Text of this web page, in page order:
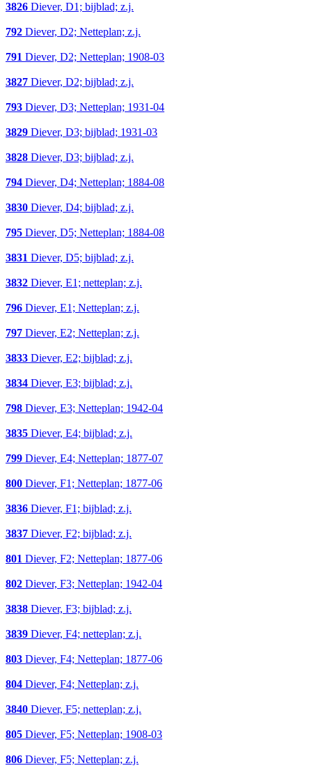
3826 Diever, D1; bijblad; z.j.
792 Diever, D2; Netteplan; z.j.
791 Diever, D2; Netteplan; 1908-03
3827 Diever, D2; bijblad; z.j.
793 Diever, D3; Netteplan; 1931-04
3829 Diever, D3; bijblad; 1931-03
3828 Diever, D3; bijblad; z.j.
794 Diever, D4; Netteplan; 1884-08
3830 Diever, D4; bijblad; z.j.
795 Diever, D5; Netteplan; 1884-08
3831 Diever, D5; bijblad; z.j.
3832 Diever, E1; netteplan; z.j.
796 Diever, E1; Netteplan; z.j.
797 Diever, E2; Netteplan; z.j.
3833 Diever, E2; bijblad; z.j.
3834 Diever, E3; bijblad; z.j.
798 Diever, E3; Netteplan; 1942-04
3835 Diever, E4; bijblad; z.j.
799 Diever, E4; Netteplan; 1877-07
800 Diever, F1; Netteplan; 1877-06
3836 Diever, F1; bijblad; z.j.
3837 Diever, F2; bijblad; z.j.
801 Diever, F2; Netteplan; 1877-06
802 Diever, F3; Netteplan; 1942-04
3838 Diever, F3; bijblad; z.j.
3839 Diever, F4; netteplan; z.j.
803 Diever, F4; Netteplan; 1877-06
804 Diever, F4; Netteplan; z.j.
3840 Diever, F5; netteplan; z.j.
805 Diever, F5; Netteplan; 1908-03
806 Diever, F5; Netteplan; z.j.